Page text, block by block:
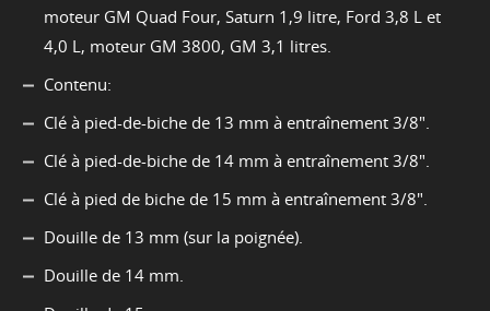
moteur GM Quad Four, Saturn 1,9 litre, Ford 3,8 L et
4,0 L, moteur GM 3800, GM 3,1 litres.
Contenu:
Clé à pied-de-biche de 13 mm à entraînement 3/8".
Clé à pied-de-biche de 14 mm à entraînement 3/8".
Clé à pied de biche de 15 mm à entraînement 3/8".
Douille de 13 mm (sur la poignée).
Douille de 14 mm.